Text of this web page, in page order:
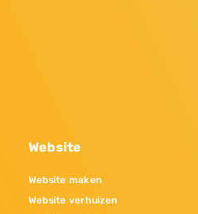
Website
Website maken
Website verhuizen